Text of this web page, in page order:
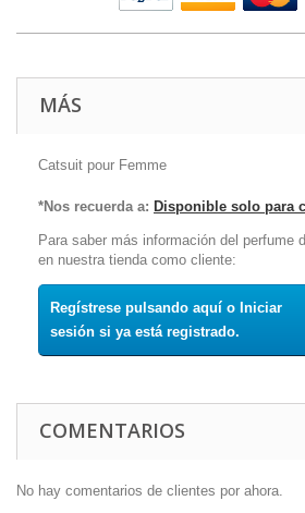
MÁS
Catsuit pour Femme
*Nos recuerda a: Disponible solo para
Para saber más información del perfume
en nuestra tienda como cliente:
Regístrese pulsando aquí o Iniciar
sesión si ya está registrado.
COMENTARIOS
No hay comentarios de clientes por ahora.